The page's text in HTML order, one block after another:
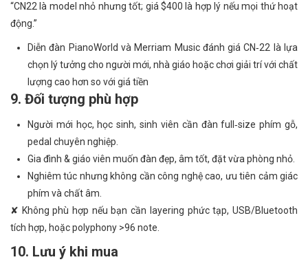
“CN22 là model nhỏ nhưng tốt; giá $400 là hợp lý nếu mọi thứ hoạt
động.”
Diễn đàn PianoWorld và Merriam Music đánh giá CN‑22 là lựa
chọn lý tưởng cho người mới, nhà giáo hoặc chơi giải trí với chất
lượng cao hơn so với giá tiền
9. Đối tượng phù hợp
Người mới học, học sinh, sinh viên cần đàn full‑size phím gỗ,
pedal chuyên nghiệp.
Gia đình & giáo viên muốn đàn đẹp, âm tốt, đặt vừa phòng nhỏ.
Nghiêm túc nhưng không cần công nghệ cao, ưu tiên cảm giác
phím và chất âm.
✘ Không phù hợp nếu bạn cần layering phức tạp, USB/Bluetooth
tích hợp, hoặc polyphony >96 note.
10. Lưu ý khi mua